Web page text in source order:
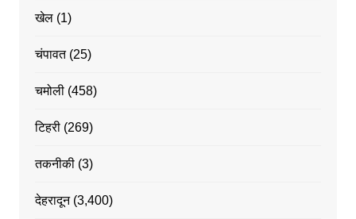
खेल(1)
चंपावत(25)
चमोली(458)
टिहरी(269)
तकनीकी(3)
देहरादून(3,400)